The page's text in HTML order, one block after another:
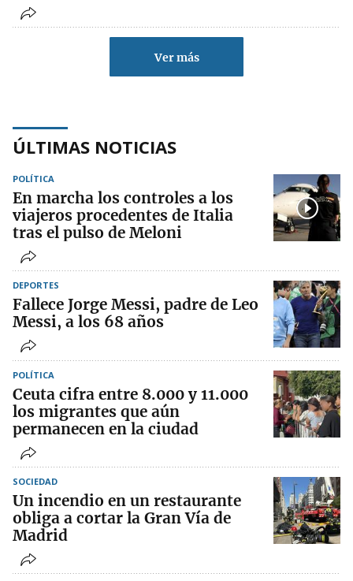
Ver más
ÚLTIMAS NOTICIAS
POLÍTICA
En marcha los controles a los
viajeros procedentes de Italia
tras el pulso de Meloni
DEPORTES
Fallece Jorge Messi, padre de Leo
Messi, a los 68 años
POLÍTICA
Ceuta cifra entre 8.000 y 11.000
los migrantes que aún
permanecen en la ciudad
SOCIEDAD
Un incendio en un restaurante
obliga a cortar la Gran Vía de
Madrid